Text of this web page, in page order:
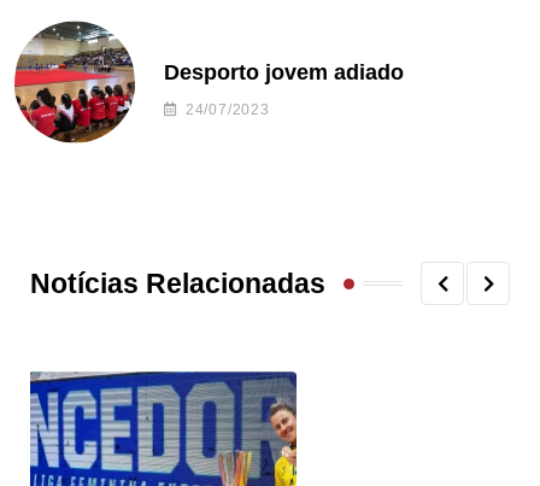
Desporto jovem adiado
24/07/2023
Notícias Relacionadas